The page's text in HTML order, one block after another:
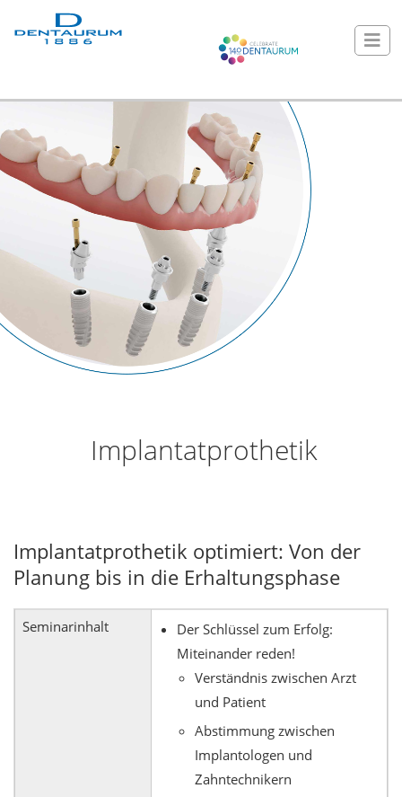
Implantatprothetik
Implantatprothetik optimiert: Von der
Planung bis in die Erhaltungsphase
Seminarinhalt
Der Schlüssel zum Erfolg:
Miteinander reden!
Verständnis zwischen Arzt
und Patient
Abstimmung zwischen
Implantologen und
Zahntechnikern